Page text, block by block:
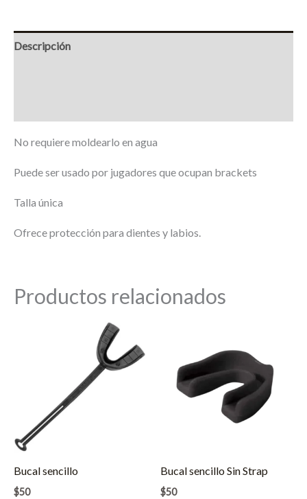
Descripción
No requiere moldearlo en agua
Puede ser usado por jugadores que ocupan brackets
Talla única
Ofrece protección para dientes y labios.
Productos relacionados
Bucal sencillo
$50
Bucal sencillo Sin Strap
$50